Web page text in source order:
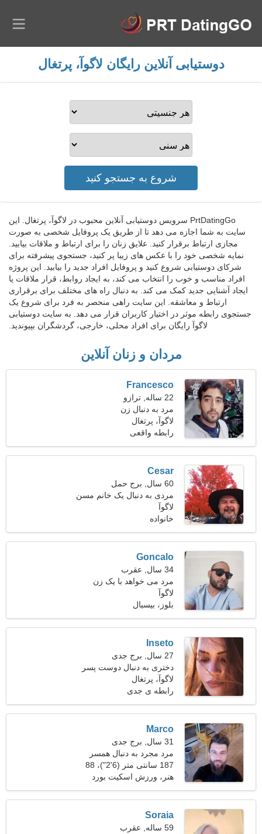
دوستیابی آنلاین رایگان لاگوآ، پرتغال
PrtDatingGo سرویس دوستیابی آنلاین محبوب در لاگوآ، پرتغال. این
سایت به شما اجازه می دهد تا از طریق یک پروفایل شخصی به صورت
مجازی ارتباط برقرار کنید. علایق زنان را برای ارتباط و ملاقات بیابید.
نمایه شخصی خود را با عکس های زیبا پر کنید، جستجوی پیشرفته برای
شرکای دوستیابی شروع کنید و پروفایل افراد جدید را بیابید. این پروژه
افراد مناسب و خوب را انتخاب می کند، به ایجاد روابط، قرار ملاقات یا
ایجاد آشنایی جدید کمک می کند. به دنبال راه های مختلف برای برقراری
ارتباط و معاشقه. این سایت راهی منحصر به فرد برای شروع یک
جستجوی رابطه موثر در اختیار کاربران قرار می دهد. به سایت دوستیابی
لاگوآ رایگان برای افراد محلی، خارجی، گردشگران بپیوندید.
مردان و زنان آنلاین
Francesco
22 ساله, ترازو
مرد به دنبال زن
لاگوآ، پرتغال
رابطه واقعی
Cesar
60 سال, برج حمل
مردی به دنبال یک خانم مسن
51-56
لاگوآ
خانواده
Goncalo
34 سال, عقرب
مرد می خواهد با یک زن
ملاقات کند
لاگوآ
بلوز، بیسبال
Inseto
27 سال, برج جدی
دختری به دنبال دوست پسر
لاگوآ، پرتغال
رابطه ی جدی
Marco
31 سال, برج جدی
مرد مجرد به دنبال همسر
187 سانتی متر (6'2")، 88
کیلوگرم (194 پوند)
هنر، ورزش اسکیت بورد
Soraia
59 ساله, عقرب